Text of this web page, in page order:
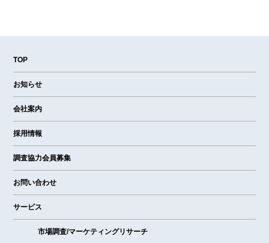
TOP
お知らせ
会社案内
採用情報
調査協力会員募集
お問い合わせ
サービス
市場調査/マーケティングリサーチ